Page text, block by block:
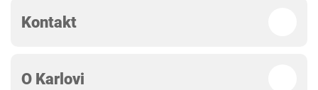
Kontakt
O Karlovi